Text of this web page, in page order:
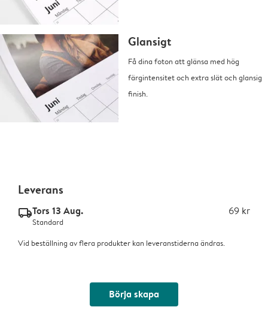
Glansigt
Få dina foton att glänsa med hög
färgintensitet och extra slät och glansig
finish.
Leverans
delivery_standard_v2Tors 13 Aug. 69 kr
Standard
Vid beställning av flera produkter kan leveranstiderna ändras.
Börja skapa